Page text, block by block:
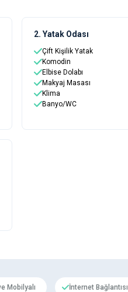
2. Yatak Odası
Çift Kişilik Yatak
Komodin
Elbise Dolabı
Makyaj Masası
Klima
Banyo/WC
Mobilyalı İnternet Bağlantısı